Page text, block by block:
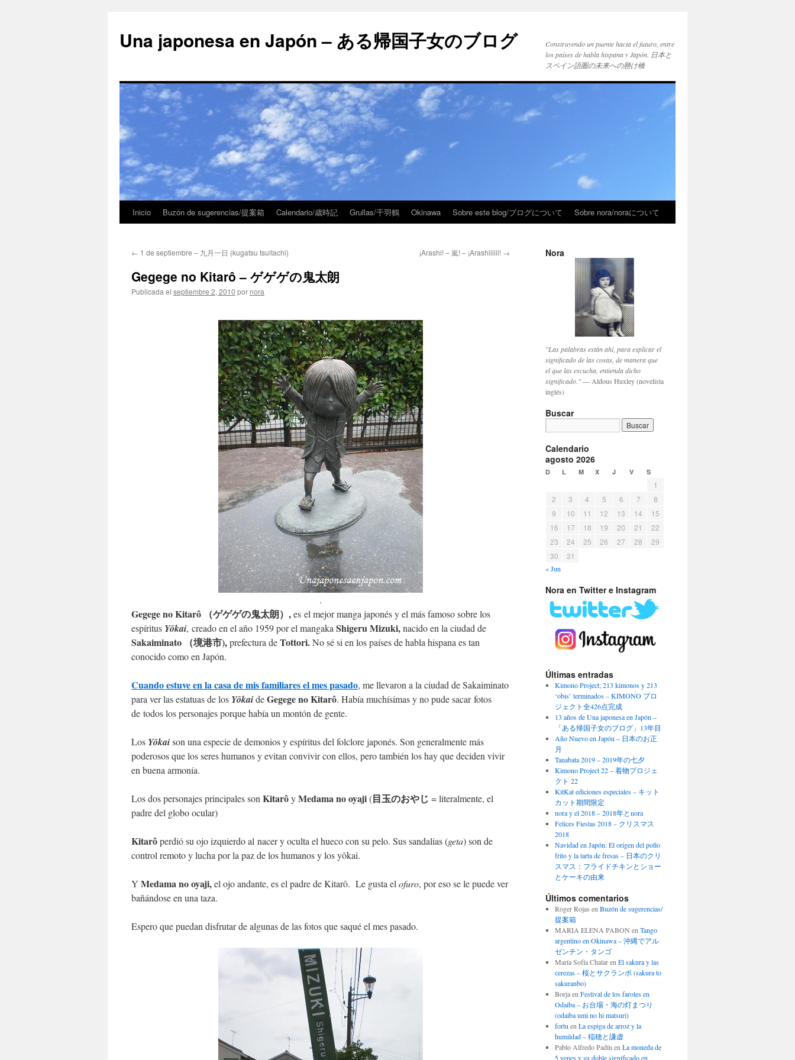
Una japonesa en Japón – ある帰国子女のブログ
Construyendo un puente hacia el futuro, entre
los países de habla hispana y Japón. 日本と
スペイン語圏の未来への懸け橋
Inicio Buzón de sugerencias/提案箱 Calendario/歳時記 Grullas/千羽鶴 Okinawa Sobre este blog/ブログについて Sobre nora/noraについて
← 1 de septiembre – 九月一日 (kugatsu tsuitachi) ¡Arashi! – 嵐! – ¡Arashiiiiii! →
Gegege no Kitarô – ゲゲゲの鬼太朗
Publicada el septiembre 2, 2010 por nora
.
Gegege no Kitarô （ゲゲゲの鬼太朗）,es el mejor manga japonés y el más famoso sobre los
espíritus Yôkai, creado en el año 1959 por el mangaka Shigeru Mizuki,nacido en la ciudad de
Sakaiminato （境港市),prefectura deTottori.No sé si en los países de habla hispana es tan
conocido como en Japón.
Cuando estuve en la casa de mis familiares el mes pasado, me llevaron a la ciudad de Sakaiminato
para ver las estatuas de los YôkaideGegege no Kitarô. Había muchísimas y no pude sacar fotos
de todos los personajes porque había un montón de gente.
Los Yôkaison una especie de demonios y espíritus del folclore japonés. Son generalmente más
poderosos que los seres humanos y evitan convivir con ellos, pero también los hay que deciden vivir
en buena armonía.
Los dos personajes principales son KitarôyMedama no oyaji(目玉のおやじ = literalmente, el
padre del globo ocular)
Kitarôperdió su ojo izquierdo al nacer y oculta el hueco con su pelo. Sus sandalias (geta) son de
control remoto y lucha por la paz de los humanos y los yôkai.
Y Medama no oyaji,el ojo andante, es el padre de Kitarô. Le gusta el ofuro, por eso se le puede ver
bañándose en una taza.
Espero que puedan disfrutar de algunas de las fotos que saqué el mes pasado.
Nora
"Las palabras están ahí, para explicar el
significado de las cosas, de manera que
el que las escucha, entienda dicho
significado."— Aldous Huxley (novelista
inglés)
Buscar
Calendario
agosto 2026
D L M X J V S
1
2
3 4 5 6 7
8
9
10 11 12 13 14
15
16
17 18 19 20 21
22
23
24 25 26 27 28
29
30
31
« Jun
Nora en Twitter e Instagram
Últimas entradas
Kimono Project; 213 kimonos y 213
‘obis’ terminados – KIMONO プロ
ジェクト全426点完成
13 años de Una japonesa en Japón –
「ある帰国子女のブログ」13年目
Año Nuevo en Japón – 日本のお正
月
Tanabata 2019 – 2019年の七夕
Kimono Project 22 – 着物プロジェ
クト 22
KitKat ediciones especiales – キット
カット期間限定
nora y el 2018 – 2018年とnora
Felices Fiestas 2018 – クリスマス
2018
Navidad en Japón: El origen del pollo
frito y la tarta de fresas – 日本のクリ
スマス：フライドチキンとショー
とケーキの由来
Últimos comentarios
Roger Rojas en Buzón de sugerencias/
提案箱
MARIA ELENA PABON en Tango
argentino en Okinawa – 沖縄でアル
ゼンチン・タンゴ
María Sofía Chalaren El sakura y las
cerezas – 桜とサクランボ (sakura to
sakuranbo)
Borjaen Festival de los faroles en
Odaiba – お台場・海の灯まつり
(odaiba umi no hi matsuri)
fortu en La espiga de arroz y la
humildad – 稲穂と謙虚
Pablo Alfredo Padín en La moneda de
5 yenes y su doble significado en